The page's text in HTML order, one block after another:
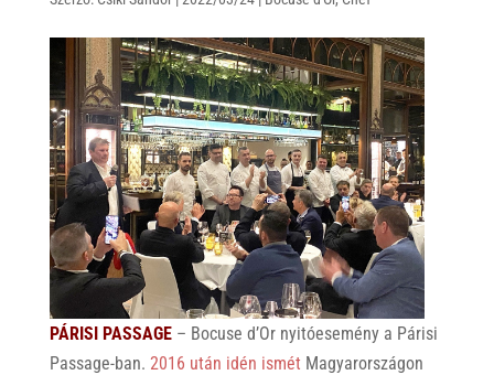
PÁRISI PASSAGE – Bocuse d’Or nyitóesemény a Párisi
Passage-ban. 2016 után idén ismét Magyarországon